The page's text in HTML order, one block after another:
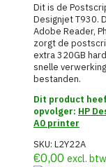
Dit is de
Designjet T930.
Adobe Reader,
zorgt de
extra 320GB
snelle
bestanden.
Dit product
opvolger: HP
A0 printer
SKU: L2Y22A
€0,00 excl. btw